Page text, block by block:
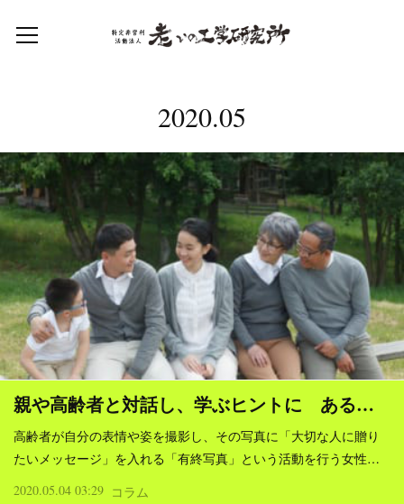
2020.05
親や高齢者と対話し、学ぶヒントに ある…
高齢者が自分の表情や姿を撮影し、その写真に「大切な人に贈り
たいメッセージ」を入れる「有終写真」という活動を行う女性…
2020.05.04 03:29 コラム